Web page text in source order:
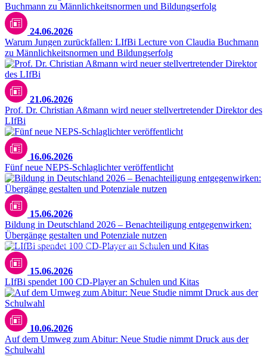
24.06.2026
Warum Jungen zurückfallen: LIfBi Lecture von Claudia Buchmann
zu Männlichkeitsnormen und Bildungserfolg
21.06.2026
Prof. Dr. Christian Aßmann wird neuer stellvertretender Direktor des
LIfBi
16.06.2026
Fünf neue NEPS-Schlaglichter veröffentlicht
15.06.2026
Bildung in Deutschland 2026 – Benachteiligung entgegenwirken:
Übergänge gestalten und Potenziale nutzen
Dr. Stefan Echinger (LIfBi), Elke Barth (Schulleitung Erlöser-Mittelschule), Gabriele Kepic
(Schulreferentin Stadt Bamberg). Foto: Stadt Bamberg/Stadtarchiv
15.06.2026
LIfBi spendet 100 CD-Player an Schulen und Kitas
10.06.2026
Auf dem Umweg zum Abitur: Neue Studie nimmt Druck aus der
Schulwahl